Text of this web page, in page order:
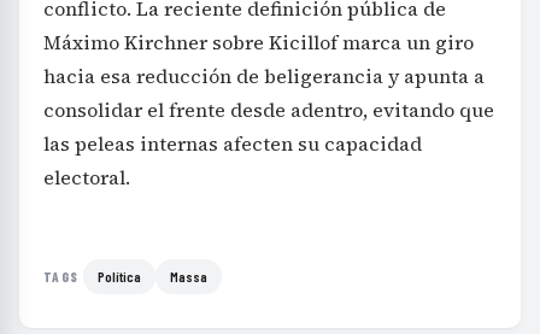
conflicto. La reciente definición pública de
Máximo Kirchner sobre Kicillof marca un giro
hacia esa reducción de beligerancia y apunta a
consolidar el frente desde adentro, evitando que
las peleas internas afecten su capacidad
electoral.
TAGS Política Massa